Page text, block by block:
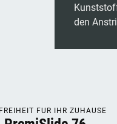
den
FÜR IHR ZUHAUSE